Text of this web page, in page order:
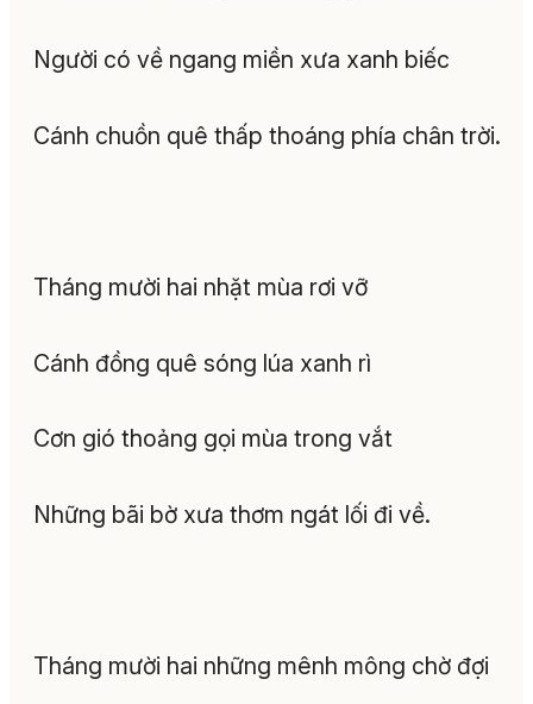
Người có về ngang miền xưa xanh biếc
Cánh chuồn quê thấp thoáng phía chân trời.
Tháng mười hai nhặt mùa rơi vỡ
Cánh đồng quê sóng lúa xanh rì
Cơn gió thoảng gọi mùa trong vắt
Những bãi bờ xưa thơm ngát lối đi về.
Tháng mười hai những mênh mông chờ đợi